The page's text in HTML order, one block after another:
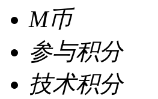
M币
参与积分
技术积分